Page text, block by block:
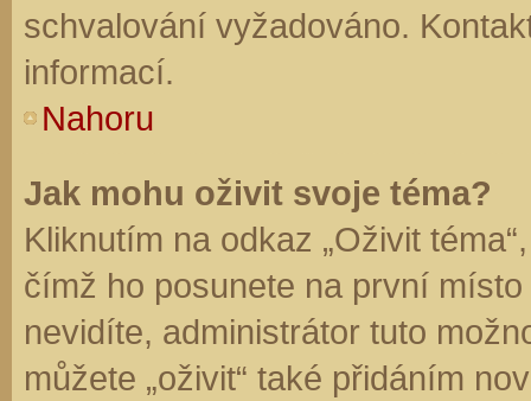
schvalování vyžadováno.
informací.
Nahoru
Jak mohu oživit svoje téma?
Kliknutím na odkaz „Oživit
čímž ho posunete na první
nevidíte, administrátor tuto
můžete „oživit“ také přidáním